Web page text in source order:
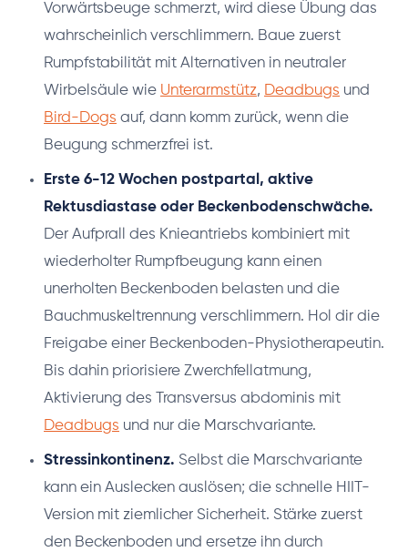
Vorwärtsbeuge schmerzt, wird diese Übung das
wahrscheinlich verschlimmern. Baue zuerst
Rumpfstabilität mit Alternativen in neutraler
Wirbelsäule wie Unterarmstütz, Deadbugs und
Bird-Dogs auf, dann komm zurück, wenn die
Beugung schmerzfrei ist.
Erste 6-12 Wochen postpartal, aktive
Rektusdiastase oder Beckenbodenschwäche.
Der Aufprall des Knieantriebs kombiniert mit
wiederholter Rumpfbeugung kann einen
unerholten Beckenboden belasten und die
Bauchmuskeltrennung verschlimmern. Hol dir die
Freigabe einer Beckenboden-Physiotherapeutin.
Bis dahin priorisiere Zwerchfellatmung,
Aktivierung des Transversus abdominis mit
Deadbugs und nur die Marschvariante.
Stressinkontinenz. Selbst die Marschvariante
kann ein Auslecken auslösen; die schnelle HIIT-
Version mit ziemlicher Sicherheit. Stärke zuerst
den Beckenboden und ersetze ihn durch